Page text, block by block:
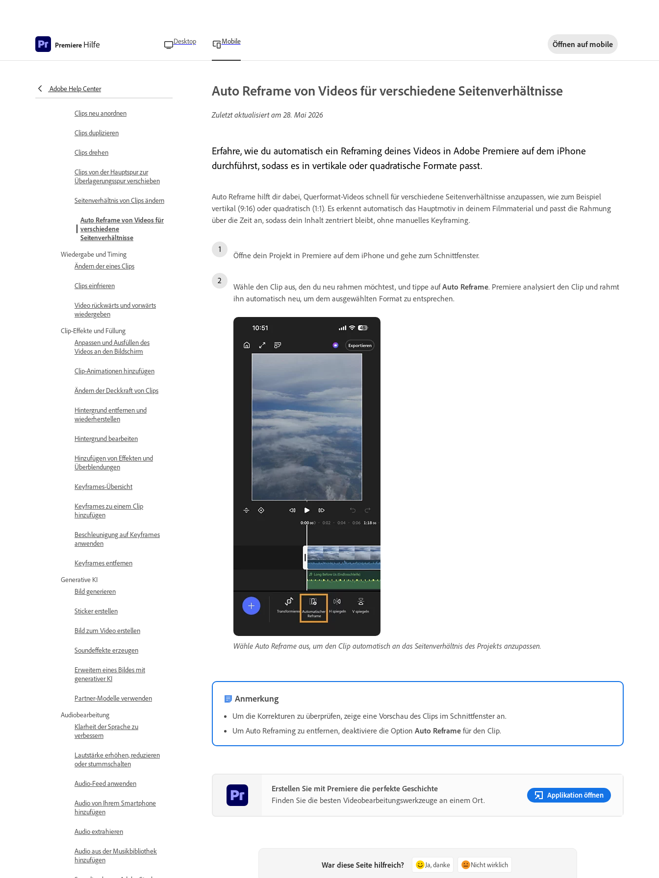
Premiere Hilfe Desktop Mobile Öffnen auf mobile
Adobe Help Center
Verwalten von Clips
Clips löschen
Clips neu anordnen
Clips duplizieren
Clips drehen
Clips von der Hauptspur zur
Überlagerungsspur verschieben
Seitenverhältnis von Clips ändern
Auto Reframe von Videos für
verschiedene
Seitenverhältnisse
Wiedergabe und Timing
Ändern der eines Clips
Clips einfrieren
Video rückwärts und vorwärts
wiedergeben
Clip-Effekte und Füllung
Anpassen und Ausfüllen des
Videos an den Bildschirm
Clip-Animationen hinzufügen
Ändern der Deckkraft von Clips
Hintergrund entfernen und
wiederherstellen
Hintergrund bearbeiten
Hinzufügen von Effekten und
Überblendungen
Keyframes-Übersicht
Keyframes zu einem Clip
hinzufügen
Beschleunigung auf Keyframes
anwenden
Keyframes entfernen
Generative KI
Bild generieren
Sticker erstellen
Bild zum Video erstellen
Soundeffekte erzeugen
Erweitern eines Bildes mit
generativer KI
Partner-Modelle verwenden
Audiobearbeitung
Klarheit der Sprache zu
verbessern
Lautstärke erhöhen, reduzieren
oder stummschalten
Audio-Feed anwenden
Audio von Ihrem Smartphone
hinzufügen
Audio extrahieren
Audio aus der Musikbibliothek
hinzufügen
Auto Reframe von Videos für verschiedene Seitenverhältnisse
Zuletzt aktualisiert am28. Mai 2026
Erfahre, wie du automatisch ein Reframing deines Videos in Adobe Premiere auf dem iPhone
durchführst, sodass es in vertikale oder quadratische Formate passt.
Auto Reframe hilft dir dabei, Querformat-Videos schnell für verschiedene Seitenverhältnisse anzupassen, wie zum Beispiel
vertikal (9:16) oder quadratisch (1:1). Es erkennt automatisch das Hauptmotiv in deinem Filmmaterial und passt die Rahmung
über die Zeit an, sodass dein Inhalt zentriert bleibt, ohne manuelles Keyframing.
Öffne dein Projekt in Premiere auf dem iPhone und gehe zum Schnittfenster.
Wähle den Clip aus, den du neu rahmen möchtest, und tippe aufAuto Reframe. Premiere analysiert den Clip und rahmt
ihn automatisch neu, um dem ausgewählten Format zu entsprechen.
Wähle Auto Reframe aus, um den Clip automatisch an das Seitenverhältnis des Projekts anzupassen.
Anmerkung
Um die Korrekturen zu überprüfen, zeige eine Vorschau des Clips im Schnittfenster an.
Um Auto Reframing zu entfernen, deaktiviere die Option Auto Reframe für den Clip.
Erstellen Sie mit Premiere die perfekte Geschichte
Finden Sie die besten Videobearbeitungswerkzeuge an einem Ort.
Applikation öffnen
War diese Seite hilfreich? Ja, danke Nicht wirklich